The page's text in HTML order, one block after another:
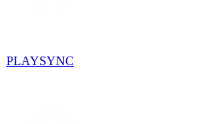
PLAYSYNC